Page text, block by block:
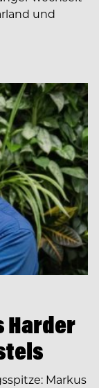
und
Harder
Markus